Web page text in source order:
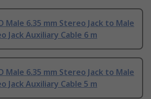
Male 6.35 mm Stereo Jack to Male
Jack Auxiliary Cable 6 m
Male 6.35 mm Stereo Jack to Male
Jack Auxiliary Cable 5 m